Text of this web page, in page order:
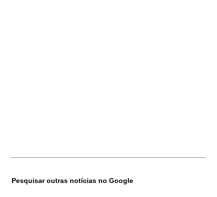
Pesquisar outras notícias no Google